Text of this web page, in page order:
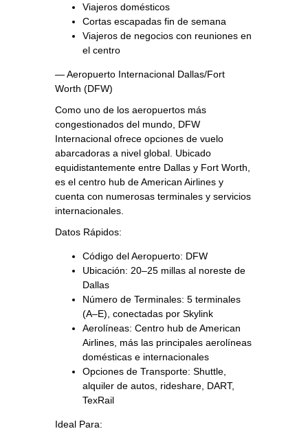
Viajeros domésticos
Cortas escapadas fin de semana
Viajeros de negocios con reuniones en
el centro
— Aeropuerto Internacional Dallas/Fort
Worth (DFW)
Como uno de los aeropuertos más
congestionados del mundo, DFW
Internacional ofrece opciones de vuelo
abarcadoras a nivel global. Ubicado
equidistantemente entre Dallas y Fort Worth,
es el centro hub de American Airlines y
cuenta con numerosas terminales y servicios
internacionales.
Datos Rápidos:
Código del Aeropuerto: DFW
Ubicación: 20–25 millas al noreste de
Dallas
Número de Terminales: 5 terminales
(A–E), conectadas por Skylink
Aerolíneas: Centro hub de American
Airlines, más las principales aerolíneas
domésticas e internacionales
Opciones de Transporte: Shuttle,
alquiler de autos, rideshare, DART,
TexRail
Ideal Para: